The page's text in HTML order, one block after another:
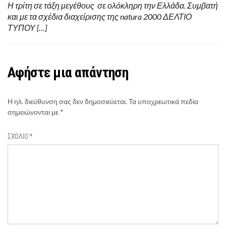
Η τρίτη σε τάξη μεγέθους σε ολόκληρη την Ελλάδα. Συμβατή
και με τα σχέδια διαχείρισης της natura 2000 ΔΕΛΤΙΟ
ΤΥΠΟΥ […]
Αφήστε μια απάντηση
Η ηλ. διεύθυνση σας δεν δημοσιεύεται.Τα υποχρεωτικά πεδία
σημειώνονται με *
ΣΧΌΛΙΟ*